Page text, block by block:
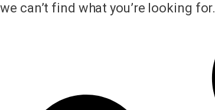
can’t find what you’re looking for.